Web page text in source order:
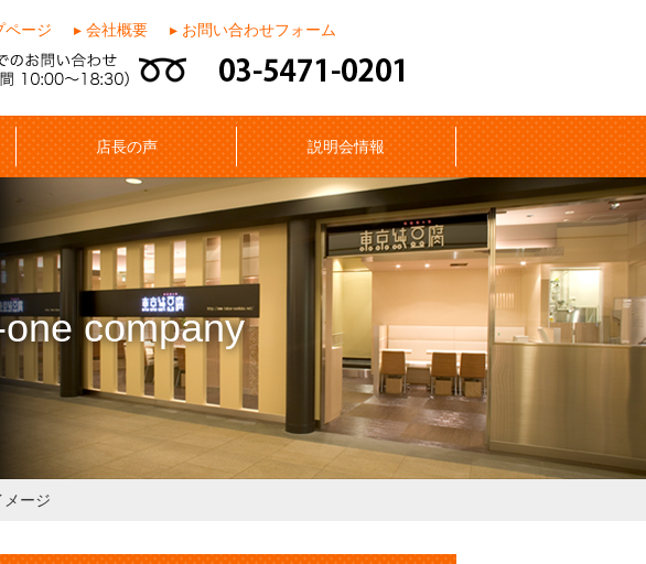
ページ ▸ 会社概要 ▸ お問い合わせフォーム
店長の声 説明会情報
company
メージ